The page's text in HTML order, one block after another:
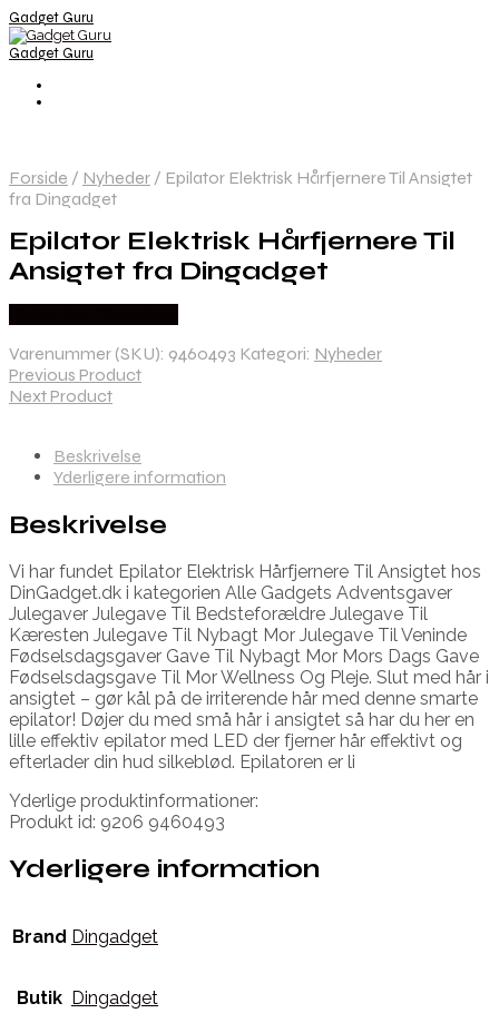
Gadget Guru
Gadget Guru
Forside / Nyheder / Epilator Elektrisk Hårfjernere Til Ansigtet
fra Dingadget
Epilator Elektrisk Hårfjernere Til
Ansigtet fra Dingadget
Varenummer (SKU): 9460493 Kategori: Nyheder
Previous Product
Next Product
Beskrivelse
Yderligere information
Beskrivelse
Vi har fundet Epilator Elektrisk Hårfjernere Til Ansigtet hos
DinGadget.dk i kategorien Alle Gadgets Adventsgaver
Julegaver Julegave Til Bedsteforældre Julegave Til
Kæresten Julegave Til Nybagt Mor Julegave Til Veninde
Fødselsdagsgaver Gave Til Nybagt Mor Mors Dags Gave
Fødselsdagsgave Til Mor Wellness Og Pleje. Slut med hår i
ansigtet – gør kål på de irriterende hår med denne smarte
epilator! Døjer du med små hår i ansigtet så har du her en
lille effektiv epilator med LED der fjerner hår effektivt og
efterlader din hud silkeblød. Epilatoren er li
Yderlige produktinformationer:
Produkt id: 9206 9460493
Yderligere information
Brand Dingadget
Butik Dingadget